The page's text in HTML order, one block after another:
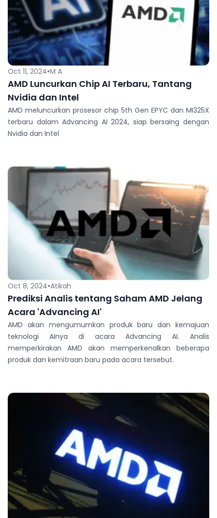
Oct 11, 2024•M A
AMD Luncurkan Chip AI Terbaru, Tantang
Nvidia dan Intel
AMD meluncurkan prosesor chip 5th Gen EPYC dan MI325X
terbaru dalam Advancing AI 2024, siap bersaing dengan
Nvidia dan Intel
Oct 8, 2024•Atikah
Prediksi Analis tentang Saham AMD Jelang
Acara 'Advancing AI'
AMD akan mengumumkan produk baru dan kemajuan
teknologi AInya di acara Advancing AI. Analis
memperkirakan AMD akan memperkenalkan beberapa
produk dan kemitraan baru pada acara tersebut.